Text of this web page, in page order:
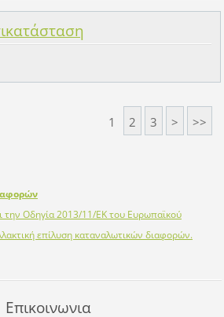
1 2 3 > >>
την Οδηγία 2013/11/ΕΚ του Ευρωπαϊκού
επίλυση καταναλωτικών διαφορών.
Επικοινωνια